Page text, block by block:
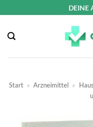
springen
DEINE
Start » Arzneimittel »